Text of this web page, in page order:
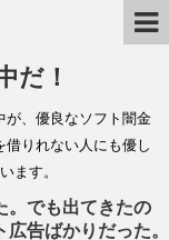
だ！
が、優良なソフト闇金
りれない人にも優し
ます。
。でも出てきたの
告ばかりだった。